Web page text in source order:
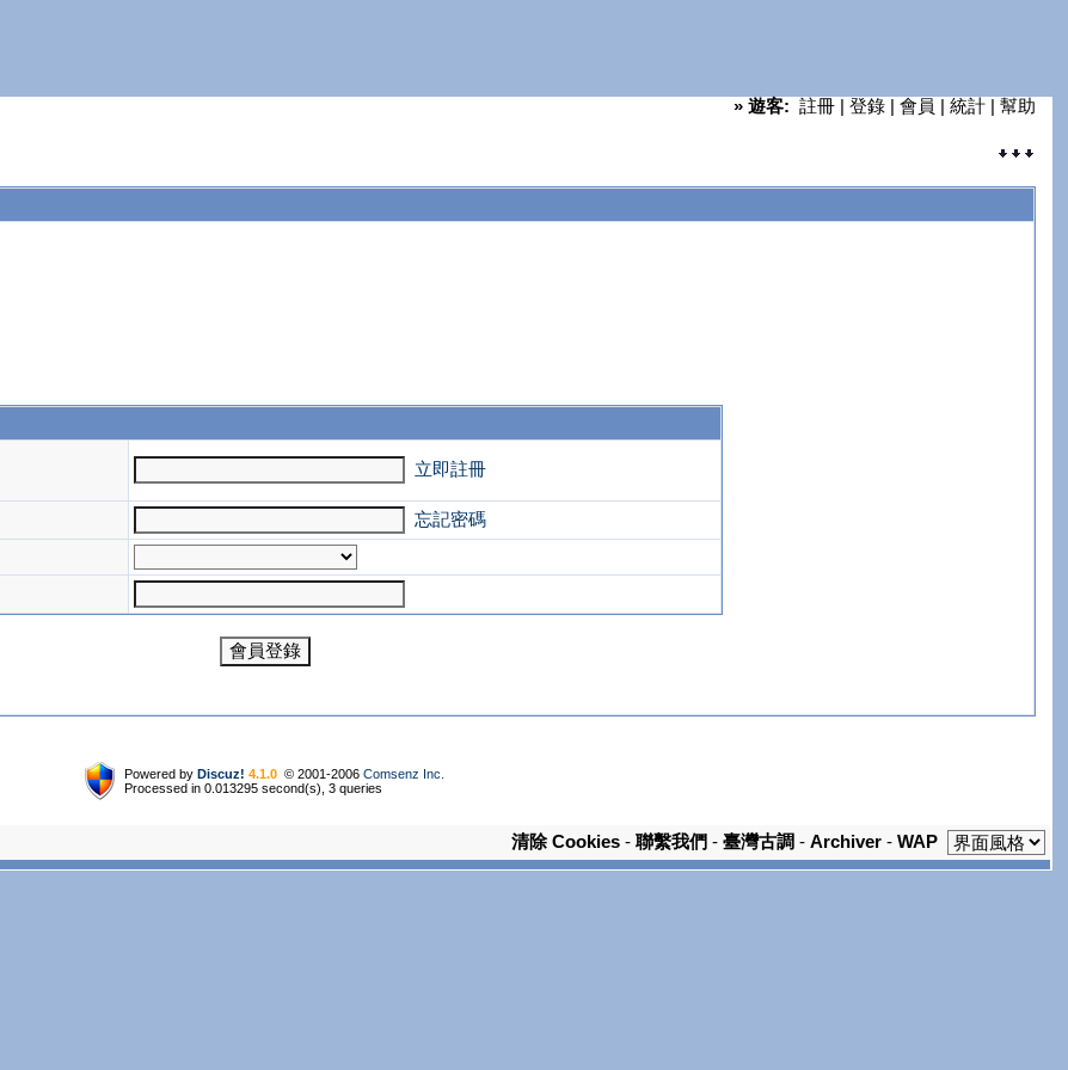
» 遊客: 註冊 | 登錄 | 會員 | 統計 | 幫助
立即註冊
忘記密碼
Powered byDiscuz! 4.1.0 © 2001-2006Comsenz Inc.
Processed in 0.013295 second(s), 3 queries
清除 Cookies -聯繫我們 -臺灣古調 -Archiver -WAP